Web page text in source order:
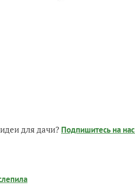
для дачи? Подпишитесь на нас